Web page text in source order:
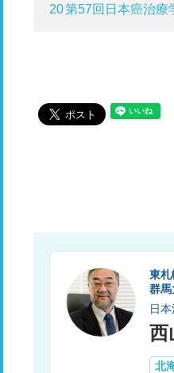
20第57回日本癌治療
東札
群馬
日
西
北